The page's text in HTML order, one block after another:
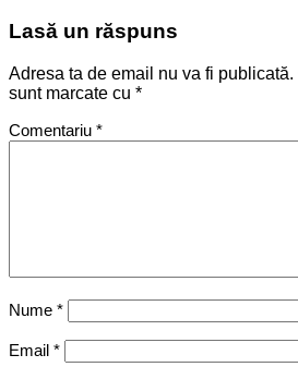
Lasă un răspuns
Adresa ta de email nu va fi publicată.
sunt marcate cu *
Comentariu *
Nume *
Email *